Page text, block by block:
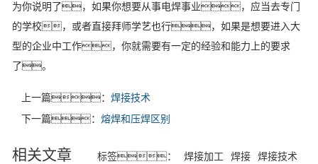
为你说明了，如果你想要从事电焊事业，应当去专门
的学校，或者直接拜师学艺也行，如果是想要进入大
型的企业中工作，你就需要有一定的经验和能力上的要求
了。
上一篇： 焊接技术
下一篇： 熔焊和压焊区别
相关文章 标签： 焊接加工 焊接
焊接技术